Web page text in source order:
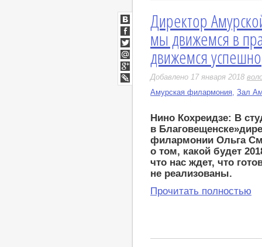
Директор
мы движемся в
движемся успешно
Добавлено 17 января 2018
Амурская филармония, Зал
Нино Кохреидзе: В
в Благовещенске»
филармонии Ольга
о том, какой будет
что нас ждет, что
не реализованы.
Прочитать полностью
ВКонтакте
Facebook
Twitter
Мой
Мир
Google+
LiveJournal